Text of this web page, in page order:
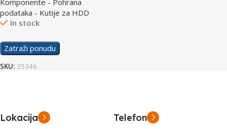
podataka - Kutije za HDD
In stock
Zatraži ponudu
SKU: 25346
Lokacija Telefon